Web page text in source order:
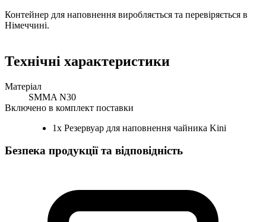
Контейнер для наповнення виробляється та перевіряється в
Німеччині.
Технічні характеристики
Матеріал
SMMA N30
Включено в комплект поставки
1x Резервуар для наповнення чайника Kini
Безпека продукції та відповідність